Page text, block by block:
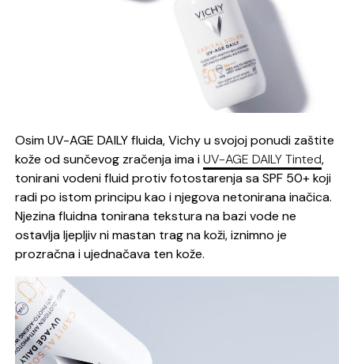
Osim UV-AGE DAILY fluida, Vichy u svojoj ponudi zaštite
kože od sunčevog zračenja ima iUV-AGE DAILY Tinted,
tonirani vodeni fluid protiv fotostarenja sa SPF 50+ koji
radi po istom principu kao i njegova netonirana inačica.
Njezina fluidna tonirana tekstura na bazi vode ne
ostavlja ljepljiv ni mastan trag na koži, iznimno je
prozračna i ujednačava ten kože.